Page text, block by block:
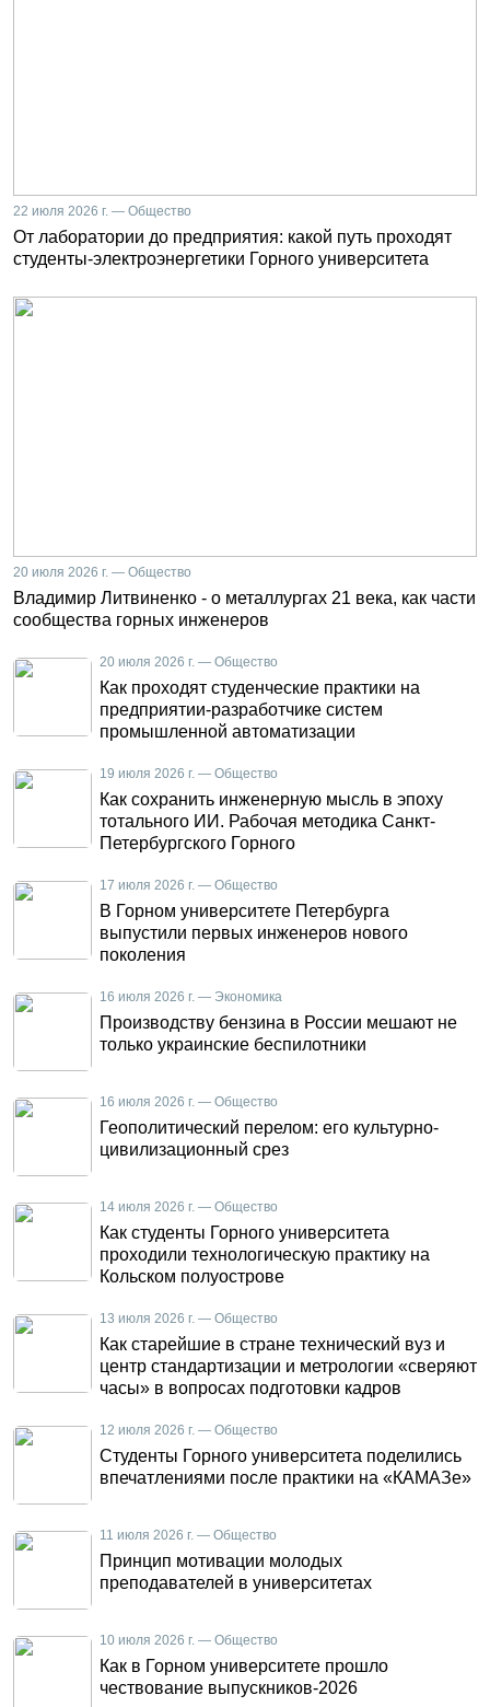
22 июля 2026 г. — Общество
От лаборатории до предприятия: какой путь проходят
студенты-электроэнергетики Горного университета
20 июля 2026 г. — Общество
Владимир Литвиненко - о металлургах 21 века, как части
сообщества горных инженеров
20 июля 2026 г. — Общество
Как проходят студенческие практики на
предприятии-разработчике систем
промышленной автоматизации
19 июля 2026 г. — Общество
Как сохранить инженерную мысль в эпоху
тотального ИИ. Рабочая методика Санкт-
Петербургского Горного
17 июля 2026 г. — Общество
В Горном университете Петербурга
выпустили первых инженеров нового
поколения
16 июля 2026 г. — Экономика
Производству бензина в России мешают не
только украинские беспилотники
16 июля 2026 г. — Общество
Геополитический перелом: его культурно-
цивилизационный срез
14 июля 2026 г. — Общество
Как студенты Горного университета
проходили технологическую практику на
Кольском полуострове
13 июля 2026 г. — Общество
Как старейшие в стране технический вуз и
центр стандартизации и метрологии «сверяют
часы» в вопросах подготовки кадров
12 июля 2026 г. — Общество
Студенты Горного университета поделились
впечатлениями после практики на «КАМАЗе»
11 июля 2026 г. — Общество
Принцип мотивации молодых
преподавателей в университетах
10 июля 2026 г. — Общество
Как в Горном университете прошло
чествование выпускников-2026